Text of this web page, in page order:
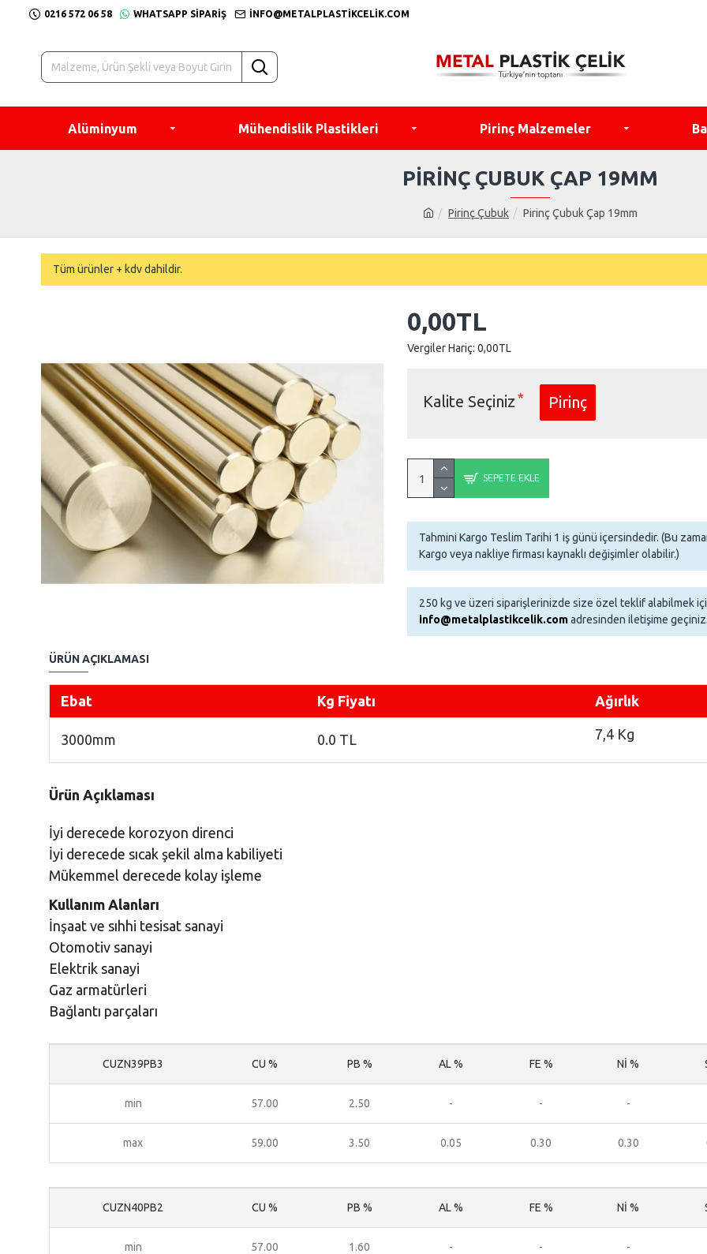
0216 572 06 58 WHATSAPP SIPARIŞ INFO@METALPLASTIKCELIK.COM
Alüminyum Mühendislik Plastikleri Pirinç Malzemeler
Pirinç Çubuk Pirinç Çubuk Çap 19mm
PIRINÇ ÇUBUK ÇAP 19MM
Tüm ürünler + kdv dahildir.
0,00TL
Vergiler Hariç: 0,00TL
SEPETE EKLE
Kalite Seçiniz Pirinç
Tahmini Kargo Teslim Tarihi 1 iş günü içersindedir. (Bu
Kargo veya nakliye firması kaynaklı değişimler olabilir.)
250 kg ve üzeri siparişlerinizde size özel teklif alabilmek
info@metalplastikcelik.comadresinden iletişime geçiniz.
ÜRÜN AÇIKLAMASI
Ebat Kg Fiyatı Ağırlık
3000mm 0.0 TL 7,4 Kg
Ürün Açıklaması
İyi derecede korozyon direnci
İyi derecede sıcak şekil alma kabiliyeti
Mükemmel derecede kolay işleme
Kullanım Alanları
İnşaat ve sıhhi tesisat sanayi
Otomotiv sanayi
Elektrik sanayi
Gaz armatürleri
Bağlantı parçaları
CUZN39PB3 CU % PB % AL % FE % Nİ %
min 57.00 2.50 - - -
max 59.00 3.50 0.05 0.30 0.30
CUZN40PB2 CU % PB % AL % FE % Nİ %
min 57.00 1.60 - - -